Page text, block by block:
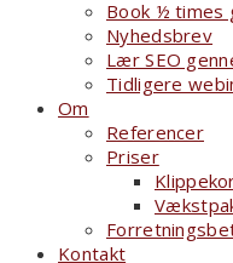
Book ½ times
Nyhedsbrev
Lær SEO
Tidligere
Om
Referencer
Priser
Kontakt